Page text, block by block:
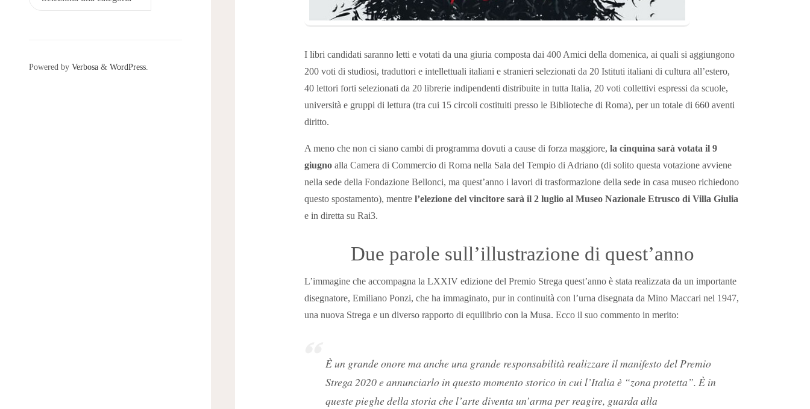
Powered by Verbosa & WordPress
I libri candidati saranno letti e votati da una giuria composta dai 400 Amici della domenica, ai quali si aggiungono
200 voti di studiosi, traduttori e intellettuali italiani e stranieri selezionati da 20 Istituti italiani di cultura all’estero,
40 lettori forti selezionati da 20 librerie indipendenti distribuite in tutta Italia, 20 voti collettivi espressi da scuole,
università e gruppi di lettura (tra cui 15 circoli costituiti presso le Biblioteche di Roma), per un totale di 660 aventi
diritto.
A meno che non ci siano cambi di programma dovuti a cause di forza maggiore, la cinquina sarà votata il 9
giugnoalla Camera di Commercio di Roma nella Sala del Tempio di Adriano (di solito questa votazione avviene
nella sede della Fondazione Bellonci, ma quest’anno i lavori di trasformazione della sede in casa museo richiedono
questo spostamento), mentrel’elezione del vincitore sarà il 2 luglio al Museo Nazionale Etrusco di Villa Giulia
e in diretta su Rai3.
Due parole sull’illustrazione di quest’anno
L’immagine che accompagna la LXXIV edizione del Premio Strega quest’anno è stata realizzata da un importante
disegnatore, Emiliano Ponzi, che ha immaginato, pur in continuità con l’urna disegnata da Mino Maccari nel 1947,
una nuova Strega e un diverso rapporto di equilibrio con la Musa. Ecco il suo commento in merito:
È un grande onore ma anche una grande responsabilità realizzare il manifesto del Premio
Strega 2020 e annunciarlo in questo momento storico in cui l’Italia è “zona protetta”. È in
queste pieghe della storia che l’arte diventa un’arma per reagire, guarda alla